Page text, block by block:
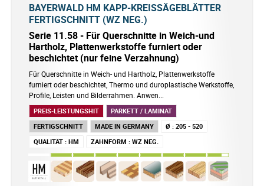
BAYERWALD HM KAPP-KREISSÄGEBLÄTTER
FERTIGSCHNITT (WZ NEG.)
Serie 11.58 - Für Querschnitte in Weich-und
Hartholz, Plattenwerkstoffe furniert oder
beschichtet (nur feine Verzahnung)
Für Querschnitte in Weich- und Hartholz, Plattenwerkstoffe
furniert oder beschichtet, Thermo und duroplastische Werkstoffe,
Profile, Leisten und Bilderrahmen. Anwen...
PREIS-LEISTUNGSHIT
PARKETT / LAMINAT
FERTIGSCHNITT
MADE IN GERMANY Ø : 205 - 520
QUALITÄT : HM ZAHNFORM : WZ NEG.